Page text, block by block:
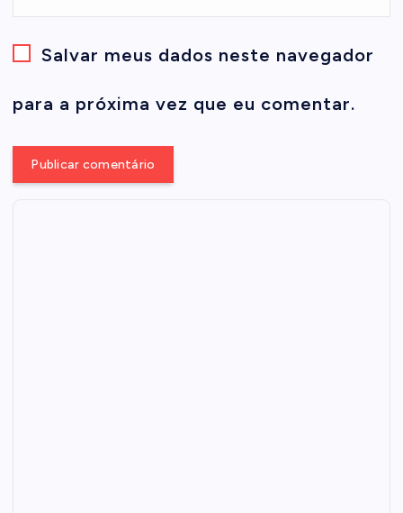
Salvar meus dados neste navegador
para a próxima vez que eu comentar.